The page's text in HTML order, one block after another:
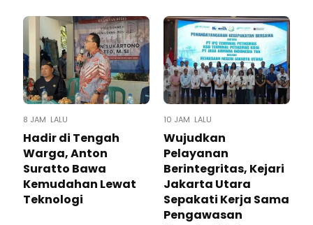
8 JAM LALU
Hadir di Tengah
Warga, Anton
Suratto Bawa
Kemudahan Lewat
Teknologi ​
10 JAM LALU
Wujudkan
Pelayanan
Berintegritas, Kejari
Jakarta Utara
Sepakati Kerja Sama
Pengawasan